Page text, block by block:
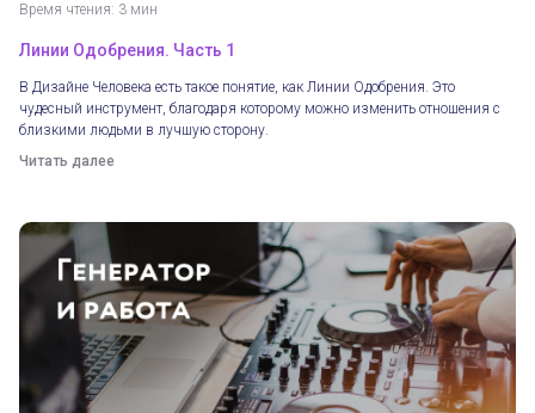
Время чтения: 3 мин
Линии Одобрения. Часть 1
В Дизайне Человека есть такое понятие, как Линии Одобрения. Это
чудесный инструмент, благодаря которому можно изменить отношения с
близкими людьми в лучшую сторону.
Читать далее